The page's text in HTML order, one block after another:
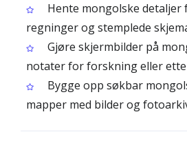
Hente mongolske
regninger og stemplede
Gjøre skjermbilder på
notater for forskning eller
Bygge opp søkbar
mapper med bilder og